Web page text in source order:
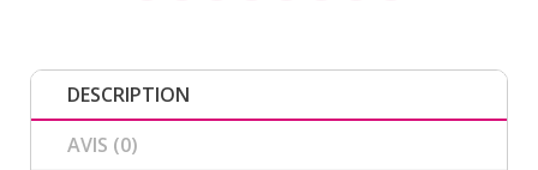
DESCRIPTION
AVIS (0)